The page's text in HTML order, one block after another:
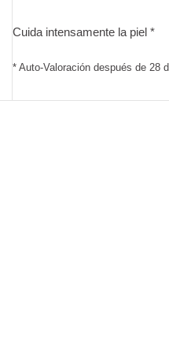
Cuida intensamente la piel *
* Auto-Valoración después de 28